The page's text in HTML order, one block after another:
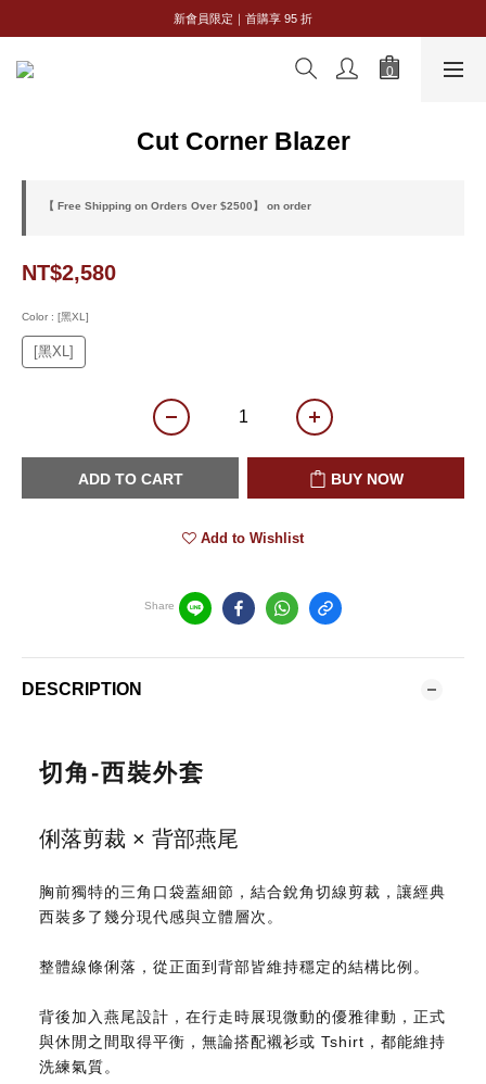
全館購物滿 NT$2,500｜享免運
新會員限定｜首購享 95 折
全館購物滿 NT$2,500｜享免運
Cut Corner Blazer
【 Free Shipping on Orders Over $2500】 on order
NT$2,580
Color : [黑XL]
[黑XL]
ADD TO CART BUY NOW
Add to Wishlist
Share
DESCRIPTION
切角-西裝外套
俐落剪裁 × 背部燕尾
胸前獨特的三角口袋蓋細節，結合銳角切線剪裁，讓經典
西裝多了幾分現代感與立體層次。
整體線條俐落，從正面到背部皆維持穩定的結構比例。
背後加入燕尾設計，在行走時展現微動的優雅律動，正式
與休閒之間取得平衡，無論搭配襯衫或 Tshirt，都能維持
洗練氣質。